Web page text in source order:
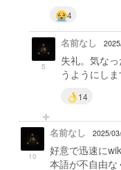
4
5
名前なし
失礼。気な
うようにしま
14
10
名前なし 2025/
好意で迅速に
本語が不自由な